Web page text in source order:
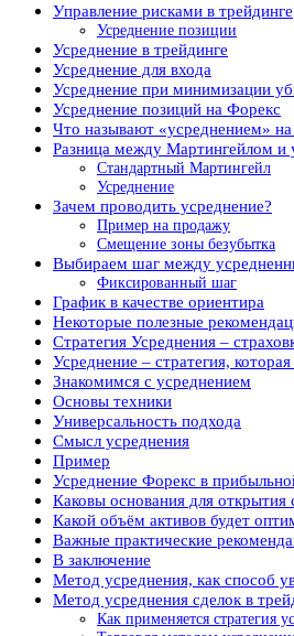
Управление рисками в трейдинге
Усреднение позиции
Усреднение в трейдинге
Усреднение для входа
Усреднение при минимизации
Усреднение позиций на Форекс
Что называют «усреднением»
Разница между Мартингейлом и
Стандартный Мартингейл
Усреднение
Зачем проводить усреднение?
Пример на продажу
Смещение зоны безубытка
Выбираем шаг между
Фиксированный шаг
График в качестве ориентира
Некоторые полезные
Стратегия Усреднения –
Усреднение – стратегия,
Знакомимся с усреднением
Основы техники
Универсальность подхода
Смысл усреднения
Пример
Усреднение Форекс в
Каковы основания для открытия
Какой объём активов будет
Важные практические
В заключение
Метод усреднения, как способ
Метод усреднения сделок в
Как применяется стратегия